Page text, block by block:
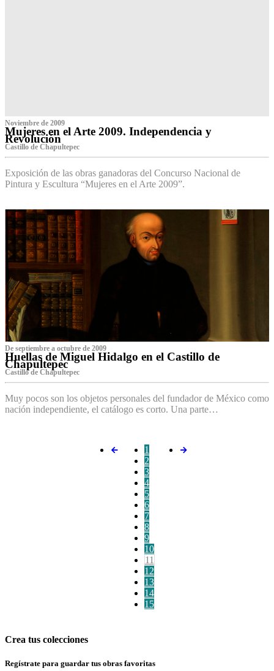
Noviembre de 2009
Mujeres en el Arte 2009. Independencia y
Revolución
Castillo de Chapultepec
Exposición de las obras ganadoras del Concurso Nacional de
Pintura y Escultura “Mujeres en el Arte 2009”.
De septiembre a octubre de 2009
Huellas de Miguel Hidalgo en el Castillo de
Chapultepec
Castillo de Chapultepec
Muy pocos son los objetos personales del fundador de México como
nación independiente, el catálogo es corto. Una parte…
1
2
3
4
5
6
7
8
9
10
11
12
13
14
15
Crea tus colecciones
Regístrate para guardar tus obras favoritas